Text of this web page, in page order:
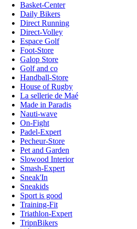
Basket-Center
Daily Bikers
Direct Running
Direct-Volley
Espace Golf
Foot-Store
Galop Store
Golf and co
Handball-Store
House of Rugby
La sellerie de Maé
Made in Paradis
Nauti-wave
On-Fight
Padel-Expert
Pecheur-Store
Pet and Garden
Slowood Interior
Smash-Expert
Sneak'In
Sneakids
Sport is good
Training-Fit
Triathlon-Expert
TripnBikers